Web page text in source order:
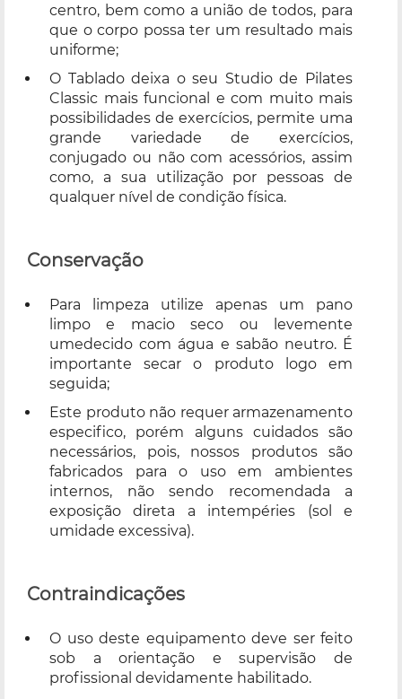
centro, bem como a união de todos, para
que o corpo possa ter um resultado mais
uniforme;
O Tablado deixa o seu Studio de Pilates
Classic mais funcional e com muito mais
possibilidades de exercícios, permite uma
grande variedade de exercícios,
conjugado ou não com acessórios, assim
como, a sua utilização por pessoas de
qualquer nível de condição física.
Conservação
Para limpeza utilize apenas um pano
limpo e macio seco ou levemente
umedecido com água e sabão neutro. É
importante secar o produto logo em
seguida;
Este produto não requer armazenamento
especifico, porém alguns cuidados são
necessários, pois, nossos produtos são
fabricados para o uso em ambientes
internos, não sendo recomendada a
exposição direta a intempéries (sol e
umidade excessiva).
Contraindicações
O uso deste equipamento deve ser feito
sob a orientação e supervisão de
profissional devidamente habilitado.